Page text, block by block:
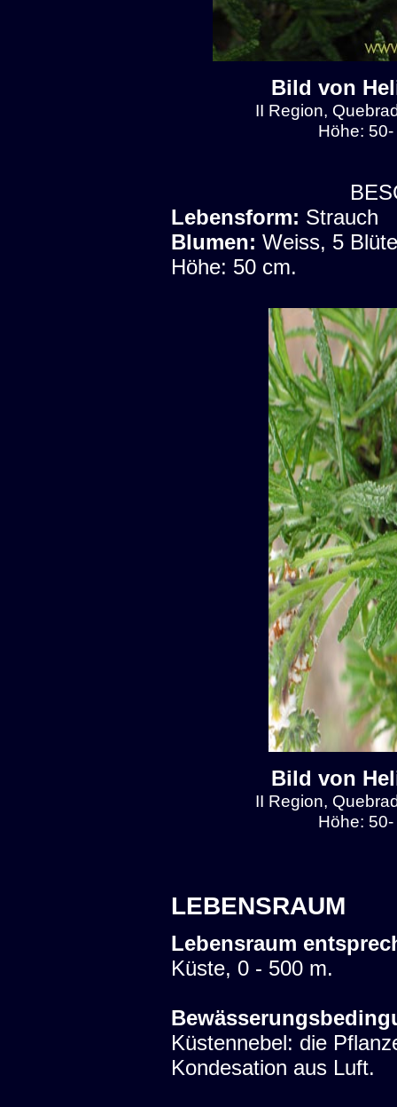
Bild von
II Region,
Höhe:
Lebensform: Strauch
Blumen: Weiss, 5
Höhe: 50 cm.
Bild von
II Region,
Höhe:
LEBENSRAUM
Lebensraum
Küste, 0 - 500 m.
Küstennebel: die
Kondesation aus Luft.